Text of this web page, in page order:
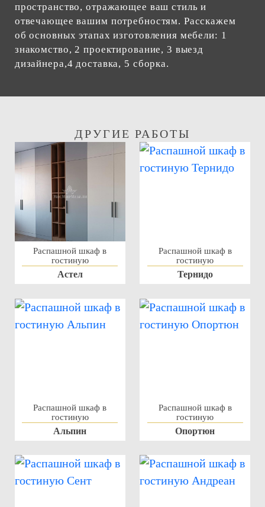
пространство, отражающее ваш стиль и
отвечающее вашим потребностям. Расскажем
об основных этапах изготовления мебели: 1
знакомство, 2 проектирование, 3 выезд
дизайнера,4 доставка, 5 сборка.
ДРУГИЕ РАБОТЫ
Распашной шкаф в
гостиную
Астел
Распашной шкаф в
гостиную
Тернидо
Распашной шкаф в
гостиную
Альпин
Распашной шкаф в
гостиную
Опортюн